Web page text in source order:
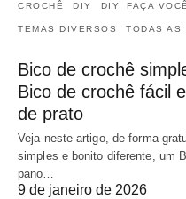
CROCHÊ DIY DIY, FAÇA
TEMAS DIVERSOS TODAS AS
Bico de crochê
Bico de crochê fácil
de prato
Veja neste artigo, de forma
simples e bonito diferente, um
pano…
9 de janeiro de 2026